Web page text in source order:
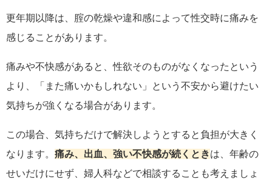
更年期以降は、腟の乾燥や違和感によって性交時に痛みを
感じることがあります。
痛みや不快感があると、性欲そのものがなくなったという
より、「また痛いかもしれない」という不安から避けたい
気持ちが強くなる場合があります。
この場合、気持ちだけで解決しようとすると負担が大きく
なります。 痛み、出血、強い不快感が続くときは、年齢の
せいだけにせず、婦人科などで相談することも考えましょ